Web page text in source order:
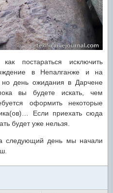
постараться исключить
в Непалганже и на
день ожидания в Дарчене
вы будете искать, чем
оформить некоторые
Если приехать сюда
будет уже нельзя.
следующий день мы начали